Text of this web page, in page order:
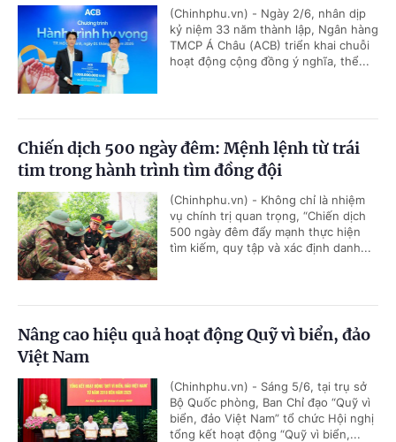
(Chinhphu.vn) - Ngày 2/6, nhân dịp
kỷ niệm 33 năm thành lập, Ngân hàng
TMCP Á Châu (ACB) triển khai chuỗi
hoạt động cộng đồng ý nghĩa, thể...
Chiến dịch 500 ngày đêm: Mệnh lệnh từ trái
tim trong hành trình tìm đồng đội
(Chinhphu.vn) - Không chỉ là nhiệm
vụ chính trị quan trọng, “Chiến dịch
500 ngày đêm đẩy mạnh thực hiện
tìm kiếm, quy tập và xác định danh...
Nâng cao hiệu quả hoạt động Quỹ vì biển, đảo
Việt Nam
(Chinhphu.vn) - Sáng 5/6, tại trụ sở
Bộ Quốc phòng, Ban Chỉ đạo “Quỹ vì
biển, đảo Việt Nam” tổ chức Hội nghị
tổng kết hoạt động “Quỹ vì biển,...